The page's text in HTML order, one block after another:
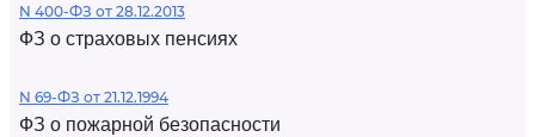
N 400-ФЗ от 28.12.2013
ФЗ о страховых пенсиях
N 69-ФЗ от 21.12.1994
ФЗ о пожарной безопасности